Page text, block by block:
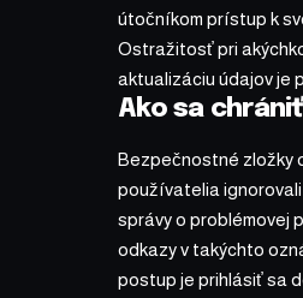
útočníkom prístup k
Ostražitosť pri
aktualizáciu údajov je
Ako sa chrániť
Bezpečnostné zložky
používatelia
správy o problémovej
odkazy v takýchto
postup je prihlásiť sa